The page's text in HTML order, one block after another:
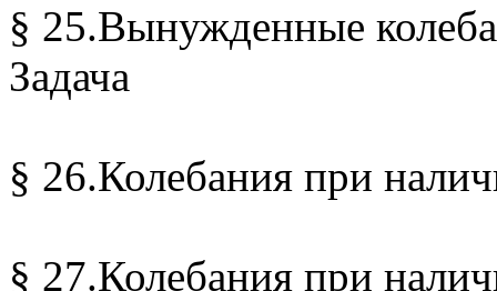
§ 25.Вынужденные
Задача
§ 26.Колебания при
§ 27.Колебания при